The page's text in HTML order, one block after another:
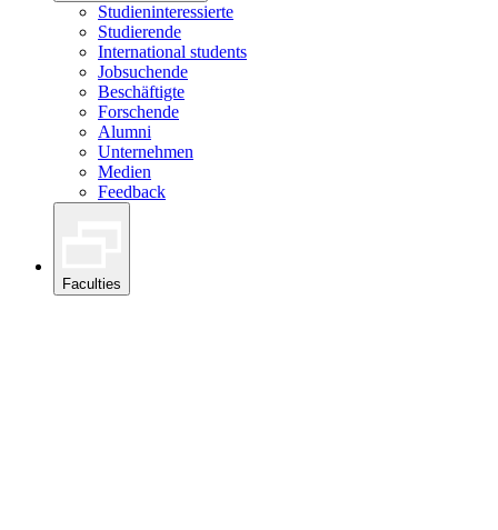
Studieninteressierte
Studierende
International students
Jobsuchende
Beschäftigte
Forschende
Alumni
Unternehmen
Medien
Feedback
Faculties